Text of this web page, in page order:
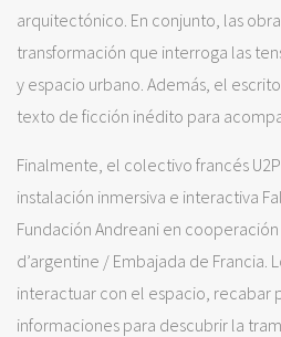
arquitectónico. En conjunto, las
transformación que interroga las
y espacio urbano. Además, el
texto de ficción inédito para
Finalmente, el colectivo francés
instalación inmersiva e interactiva
Fundación Andreani en
d’argentine / Embajada de Francia.
interactuar con el espacio, recabar
informaciones para descubrir la